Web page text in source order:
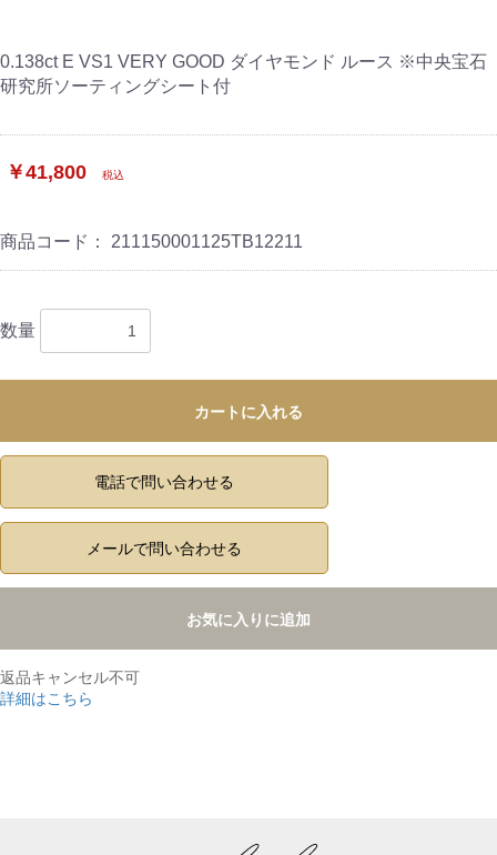
0.138ct E VS1 VERY GOOD ダイヤモンド ルース ※中央宝石
研究所ソーティングシート付
￥41,800 税込
商品コード： 211150001125TB12211
数量
カートに入れる
電話で問い合わせる
メールで問い合わせる
お気に入りに追加
返品キャンセル不可
詳細はこちら